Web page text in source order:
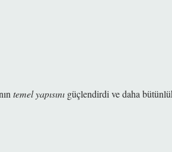
temel yapısını güçlendirdi ve daha